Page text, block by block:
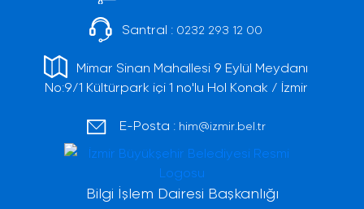
Santral : 0232 293 12 00
Mimar Sinan Mahallesi 9 Eylül Meydanı
No:9/1 Kültürpark içi 1 no'lu Hol Konak / İzmir
E-Posta : him@izmir.bel.tr
Bilgi İşlem Dairesi Başkanlığı